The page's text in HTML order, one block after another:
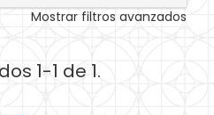
Mostrar filtros avanzados
1-1 de 1.